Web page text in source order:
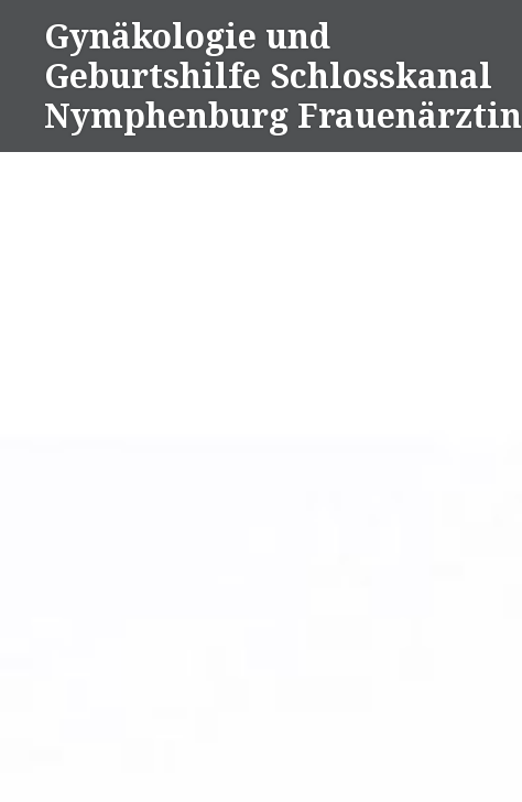
Gynäkologie und
Geburtshilfe Schlosskanal
Nymphenburg Frauenärztin